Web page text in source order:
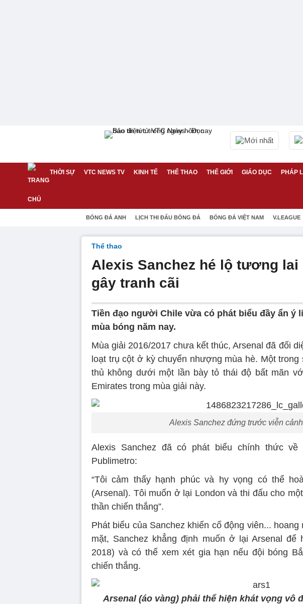
Mới nhất
THỜI SỰ VTC NEWS TV KINH TẾ THỂ THAO THẾ GIỚI GIÁO DỤC PHÁP
BÓNG ĐÁ ANH LỊCH THI ĐẤU BÓNG ĐÁ BÓNG ĐÁ VIỆT NAM V.LEAGUE
Thể thao
Alexis Sanchez hé lộ tương lai
gây tranh cãi
Tiền đạo người Chile vừa có phát biểu đầy ẩn ý
mùa bóng năm nay.
Mùa giải 2016/2017 chưa kết thúc, Arsenal đã đối
loạt trụ cột ở kỳ chuyển nhượng mùa hè. Một trong
thủ không dưới một lần bày tỏ thái độ bất mãn
Emirates trong mùa giải này.
Alexis Sanchez đứng trước viễn
Alexis Sanchez đã có phát biểu chính thức
Publimetro:
“Tôi cảm thấy hạnh phúc và hy vọng có thể
(Arsenal). Tôi muốn ở lại London và thi đấu cho
thần chiến thắng”.
Phát biểu của Sanchez khiến cổ động viên...
mặt, Sanchez khẳng định muốn ở lại Arsenal để
2018) và có thể xem xét gia hạn nếu đội bóng
chiến thắng.
Arsenal (áo vàng) phải thể hiện khát vọng vô